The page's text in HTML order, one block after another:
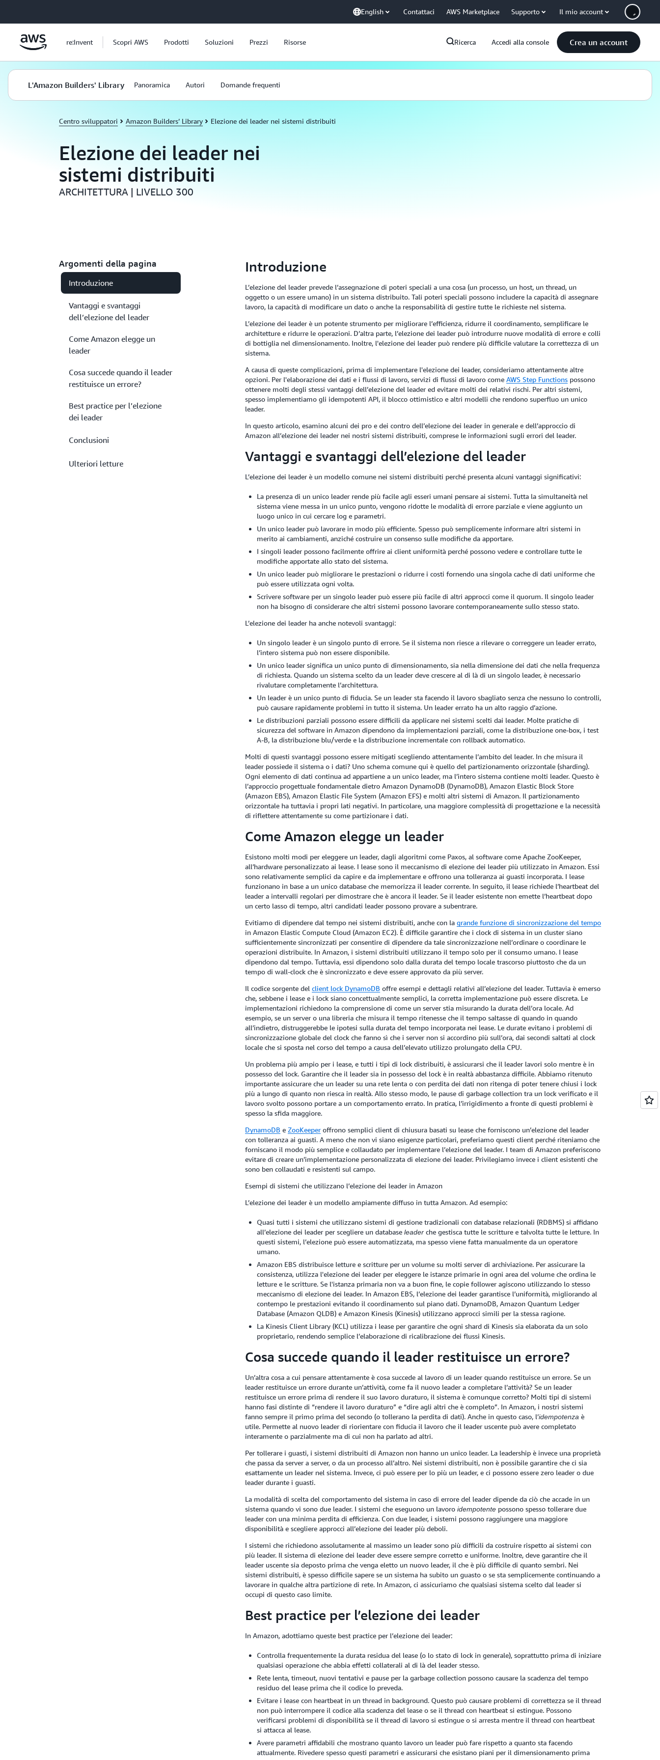
English Contattaci AWS Marketplace Supporto Il mio account
re:Invent Scopri AWS Prodotti Soluzioni Prezzi Risorse Ricerca Accedi alla console Crea un account
L'Amazon Builders' Library Panoramica Autori Domande frequenti
Centro sviluppatori Amazon Builders’ Library Elezione dei leader nei sistemi distribuiti
Elezione dei leader nei
sistemi distribuiti
ARCHITETTURA | LIVELLO 300
Argomenti della pagina
Introduzione
Vantaggi e svantaggi
dell’elezione del leader
Come Amazon elegge un
leader
Cosa succede quando il leader
restituisce un errore?
Best practice per l’elezione
dei leader
Conclusioni
Ulteriori letture
Introduzione
L’elezione del leader prevede l’assegnazione di poteri speciali a una cosa (un processo, un host, un thread, un
oggetto o un essere umano) in un sistema distribuito. Tali poteri speciali possono includere la capacità di assegnare
lavoro, la capacità di modificare un dato o anche la responsabilità di gestire tutte le richieste nel sistema.
L’elezione dei leader è un potente strumento per migliorare l’efficienza, ridurre il coordinamento, semplificare le
architetture e ridurre le operazioni. D’altra parte, l’elezione dei leader può introdurre nuove modalità di errore e colli
di bottiglia nel dimensionamento. Inoltre, l'elezione dei leader può rendere più difficile valutare la correttezza di un
sistema.
A causa di queste complicazioni, prima di implementare l'elezione dei leader, consideriamo attentamente altre
opzioni. Per l'elaborazione dei dati e i flussi di lavoro, servizi di flussi di lavoro come AWS Step Functionspossono
ottenere molti degli stessi vantaggi dell’elezione del leader ed evitare molti dei relativi rischi. Per altri sistemi,
spesso implementiamo gli idempotenti API, il blocco ottimistico e altri modelli che rendono superfluo un unico
leader.
In questo articolo, esamino alcuni dei pro e dei contro dell’elezione dei leader in generale e dell’approccio di
Amazon all’elezione dei leader nei nostri sistemi distribuiti, comprese le informazioni sugli errori del leader.
Vantaggi e svantaggi dell’elezione del leader
L’elezione dei leader è un modello comune nei sistemi distribuiti perché presenta alcuni vantaggi significativi:
La presenza di un unico leader rende più facile agli esseri umani pensare ai sistemi. Tutta la simultaneità nel
sistema viene messa in un unico punto, vengono ridotte le modalità di errore parziale e viene aggiunto un
luogo unico in cui cercare log e parametri.
Un unico leader può lavorare in modo più efficiente. Spesso può semplicemente informare altri sistemi in
merito ai cambiamenti, anziché costruire un consenso sulle modifiche da apportare.
I singoli leader possono facilmente offrire ai client uniformità perché possono vedere e controllare tutte le
modifiche apportate allo stato del sistema.
Un unico leader può migliorare le prestazioni o ridurre i costi fornendo una singola cache di dati uniforme che
può essere utilizzata ogni volta.
Scrivere software per un singolo leader può essere più facile di altri approcci come il quorum. Il singolo leader
non ha bisogno di considerare che altri sistemi possono lavorare contemporaneamente sullo stesso stato.
L’elezione dei leader ha anche notevoli svantaggi:
Un singolo leader è un singolo punto di errore. Se il sistema non riesce a rilevare o correggere un leader errato,
l’intero sistema può non essere disponibile.
Un unico leader significa un unico punto di dimensionamento, sia nella dimensione dei dati che nella frequenza
di richiesta. Quando un sistema scelto da un leader deve crescere al di là di un singolo leader, è necessario
rivalutare completamente l’architettura.
Un leader è un unico punto di fiducia. Se un leader sta facendo il lavoro sbagliato senza che nessuno lo controlli,
può causare rapidamente problemi in tutto il sistema. Un leader errato ha un alto raggio d’azione.
Le distribuzioni parziali possono essere difficili da applicare nei sistemi scelti dai leader. Molte pratiche di
sicurezza del software in Amazon dipendono da implementazioni parziali, come la distribuzione one-box, i test
A-B, la distribuzione blu/verde e la distribuzione incrementale con rollback automatico.
Molti di questi svantaggi possono essere mitigati scegliendo attentamente l’ambito del leader. In che misura il
leader possiede il sistema o i dati? Uno schema comune qui è quello del partizionamento orizzontale (sharding).
Ogni elemento di dati continua ad appartiene a un unico leader, ma l’intero sistema contiene molti leader. Questo è
l’approccio progettuale fondamentale dietro Amazon DynamoDB (DynamoDB), Amazon Elastic Block Store
(Amazon EBS), Amazon Elastic File System (Amazon EFS) e molti altri sistemi di Amazon. Il partizionamento
orizzontale ha tuttavia i propri lati negativi. In particolare, una maggiore complessità di progettazione e la necessità
di riflettere attentamente su come partizionare i dati.
Come Amazon elegge un leader
Esistono molti modi per eleggere un leader, dagli algoritmi come Paxos, al software come Apache ZooKeeper,
all’hardware personalizzato ai lease. I lease sono il meccanismo di elezione dei leader più utilizzato in Amazon. Essi
sono relativamente semplici da capire e da implementare e offrono una tolleranza ai guasti incorporata. I lease
funzionano in base a un unico database che memorizza il leader corrente. In seguito, il lease richiede l’heartbeat del
leader a intervalli regolari per dimostrare che è ancora il leader. Se il leader esistente non emette l’heartbeat dopo
un certo lasso di tempo, altri candidati leader possono provare a subentrare.
Evitiamo di dipendere dal tempo nei sistemi distribuiti, anche con la grande funzione di sincronizzazione del tempo
in Amazon Elastic Compute Cloud (Amazon EC2). È difficile garantire che i clock di sistema in un cluster siano
sufficientemente sincronizzati per consentire di dipendere da tale sincronizzazione nell’ordinare o coordinare le
operazioni distribuite. In Amazon, i sistemi distribuiti utilizzano il tempo solo per il consumo umano. I lease
dipendono dal tempo. Tuttavia, essi dipendono solo dalla durata del tempo locale trascorso piuttosto che da un
tempo di wall-clock che è sincronizzato e deve essere approvato da più server.
Il codice sorgente del client lock DynamoDB offre esempi e dettagli relativi all’elezione del leader. Tuttavia è emerso
che, sebbene i lease e i lock siano concettualmente semplici, la corretta implementazione può essere discreta. Le
implementazioni richiedono la comprensione di come un server stia misurando la durata dell’ora locale. Ad
esempio, se un server o una libreria che misura il tempo ritenesse che il tempo saltasse di quando in quando
all’indietro, distruggerebbe le ipotesi sulla durata del tempo incorporata nei lease. Le durate evitano i problemi di
sincronizzazione globale del clock che fanno sì che i server non si accordino più sull’ora, dai secondi saltati al clock
locale che si sposta nel corso del tempo a causa dell’elevato utilizzo prolungato della CPU.
Un problema più ampio per i lease, e tutti i tipi di lock distribuiti, è assicurarsi che il leader lavori solo mentre è in
possesso del lock. Garantire che il leader sia in possesso del lock è in realtà abbastanza difficile. Abbiamo ritenuto
importante assicurare che un leader su una rete lenta o con perdita dei dati non ritenga di poter tenere chiusi i lock
più a lungo di quanto non riesca in realtà. Allo stesso modo, le pause di garbage collection tra un lock verificato e il
lavoro svolto possono portare a un comportamento errato. In pratica, l’irrigidimento a fronte di questi problemi è
spesso la sfida maggiore.
DynamoDB e ZooKeeperoffrono semplici client di chiusura basati su lease che forniscono un’elezione del leader
con tolleranza ai guasti. A meno che non vi siano esigenze particolari, preferiamo questi client perché riteniamo che
forniscano il modo più semplice e collaudato per implementare l’elezione del leader. I team di Amazon preferiscono
evitare di creare un’implementazione personalizzata di elezione dei leader. Privilegiamo invece i client esistenti che
sono ben collaudati e resistenti sul campo.
Esempi di sistemi che utilizzano l’elezione dei leader in Amazon
L’elezione dei leader è un modello ampiamente diffuso in tutta Amazon. Ad esempio:
Quasi tutti i sistemi che utilizzano sistemi di gestione tradizionali con database relazionali (RDBMS) si affidano
all’elezione dei leader per scegliere un database leader che gestisca tutte le scritture e talvolta tutte le letture. In
questi sistemi, l’elezione può essere automatizzata, ma spesso viene fatta manualmente da un operatore
umano.
Amazon EBS distribuisce letture e scritture per un volume su molti server di archiviazione. Per assicurare la
consistenza, utilizza l'elezione dei leader per eleggere le istanze primarie in ogni area del volume che ordina le
letture e le scritture. Se l'istanza primaria non va a buon fine, le copie follower agiscono utilizzando lo stesso
meccanismo di elezione dei leader. In Amazon EBS, l’elezione dei leader garantisce l’uniformità, migliorando al
contempo le prestazioni evitando il coordinamento sul piano dati. DynamoDB, Amazon Quantum Ledger
Database (Amazon QLDB) e Amazon Kinesis (Kinesis) utilizzano approcci simili per la stessa ragione.
La Kinesis Client Library (KCL) utilizza i lease per garantire che ogni shard di Kinesis sia elaborata da un solo
proprietario, rendendo semplice l’elaborazione di ricalibrazione dei flussi Kinesis.
Cosa succede quando il leader restituisce un errore?
Un’altra cosa a cui pensare attentamente è cosa succede al lavoro di un leader quando restituisce un errore. Se un
leader restituisce un errore durante un’attività, come fa il nuovo leader a completare l’attività? Se un leader
restituisce un errore prima di rendere il suo lavoro duraturo, il sistema è comunque corretto? Molti tipi di sistemi
hanno fasi distinte di “rendere il lavoro duraturo” e “dire agli altri che è completo”. In Amazon, i nostri sistemi
fanno sempre il primo prima del secondo (o tollerano la perdita di dati). Anche in questo caso, l’idempotenza è
utile. Permette al nuovo leader di riorientare con fiducia il lavoro che il leader uscente può avere completato
interamente o parzialmente ma di cui non ha parlato ad altri.
Per tollerare i guasti, i sistemi distribuiti di Amazon non hanno un unico leader. La leadership è invece una proprietà
che passa da server a server, o da un processo all’altro. Nei sistemi distribuiti, non è possibile garantire che ci sia
esattamente un leader nel sistema. Invece, ci può essere per lo più un leader, e ci possono essere zero leader o due
leader durante i guasti.
La modalità di scelta del comportamento del sistema in caso di errore del leader dipende da ciò che accade in un
sistema quando vi sono due leader. I sistemi che eseguono un lavoro idempotentepossono spesso tollerare due
leader con una minima perdita di efficienza. Con due leader, i sistemi possono raggiungere una maggiore
disponibilità e scegliere approcci all’elezione dei leader più deboli.
I sistemi che richiedono assolutamente al massimo un leader sono più difficili da costruire rispetto ai sistemi con
più leader. Il sistema di elezione dei leader deve essere sempre corretto e uniforme. Inoltre, deve garantire che il
leader uscente sia deposto prima che venga eletto un nuovo leader, il che è più difficile di quanto sembri. Nei
sistemi distribuiti, è spesso difficile sapere se un sistema ha subito un guasto o se sta semplicemente continuando a
lavorare in qualche altra partizione di rete. In Amazon, ci assicuriamo che qualsiasi sistema scelto dal leader si
occupi di questo caso limite.
Best practice per l’elezione dei leader
In Amazon, adottiamo queste best practice per l’elezione dei leader:
Controlla frequentemente la durata residua del lease (o lo stato di lock in generale), soprattutto prima di iniziare
qualsiasi operazione che abbia effetti collaterali al di là del leader stesso.
Rete lenta, timeout, nuovi tentativi e pause per la garbage collection possono causare la scadenza del tempo
residuo del lease prima che il codice lo preveda.
Evitare i lease con heartbeat in un thread in background. Questo può causare problemi di correttezza se il thread
non può interrompere il codice alla scadenza del lease o se il thread con heartbeat si estingue. Possono
verificarsi problemi di disponibilità se il thread di lavoro si estingue o si arresta mentre il thread con heartbeat
si attacca al lease.
Avere parametri affidabili che mostrano quanto lavoro un leader può fare rispetto a quanto sta facendo
attualmente. Rivedere spesso questi parametri e assicurarsi che esistano piani per il dimensionamento prima